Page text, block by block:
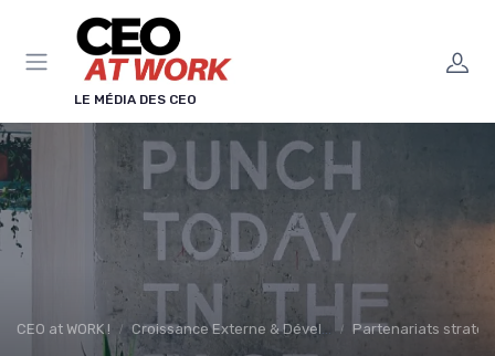
LE MÉDIA DES CEO
CEO at WORK ! Croissance Externe & Développement Partenariats
Panneau de gestion des cookies